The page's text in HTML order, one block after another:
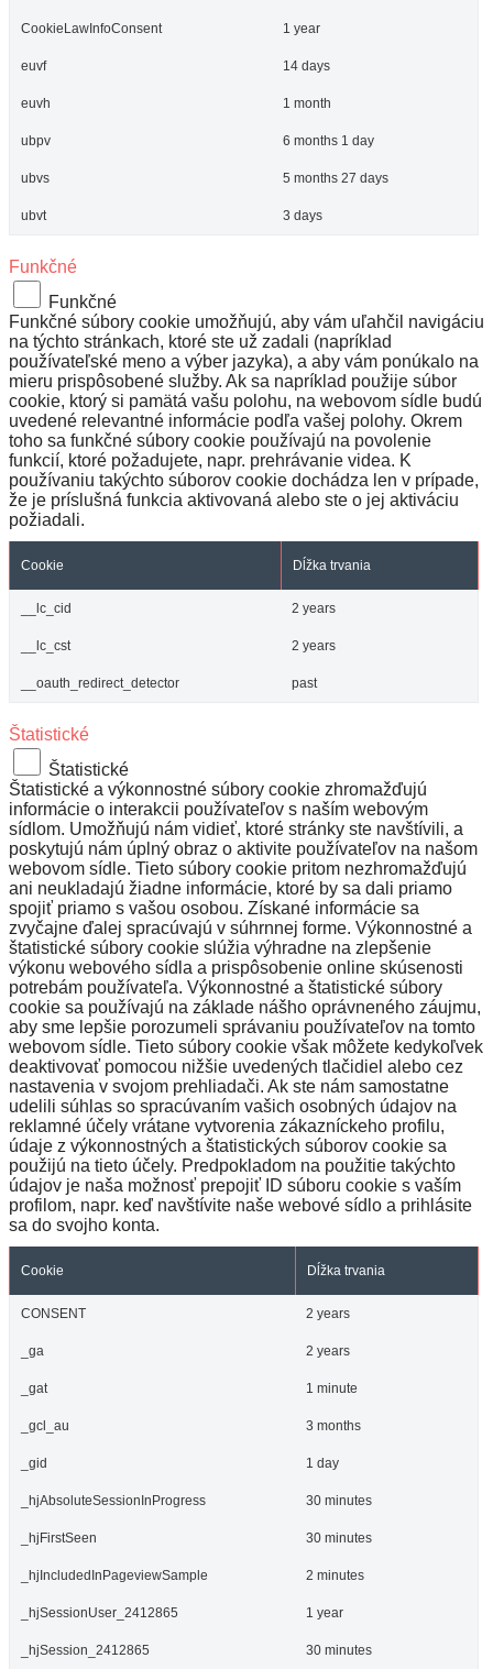
CookieLawInfoConsent 1 year
euvf 14 days
euvh 1 month
ubpv 6 months 1 day
ubvs 5 months 27 days
ubvt 3 days
Funkčné
Funkčné
Funkčné súbory cookie umožňujú, aby vám uľahčil navigáciu
na týchto stránkach, ktoré ste už zadali (napríklad
používateľské meno a výber jazyka), a aby vám ponúkalo na
mieru prispôsobené služby. Ak sa napríklad použije súbor
cookie, ktorý si pamätá vašu polohu, na webovom sídle budú
uvedené relevantné informácie podľa vašej polohy. Okrem
toho sa funkčné súbory cookie používajú na povolenie
funkcií, ktoré požadujete, napr. prehrávanie videa. K
používaniu takýchto súborov cookie dochádza len v prípade,
že je príslušná funkcia aktivovaná alebo ste o jej aktiváciu
požiadali.
Cookie Dĺžka trvania
__lc_cid 2 years
__lc_cst 2 years
__oauth_redirect_detector past
Štatistické
Štatistické
Štatistické a výkonnostné súbory cookie zhromažďujú
informácie o interakcii používateľov s naším webovým
sídlom. Umožňujú nám vidieť, ktoré stránky ste navštívili, a
poskytujú nám úplný obraz o aktivite používateľov na našom
webovom sídle. Tieto súbory cookie pritom nezhromažďujú
ani neukladajú žiadne informácie, ktoré by sa dali priamo
spojiť priamo s vašou osobou. Získané informácie sa
zvyčajne ďalej spracúvajú v súhrnnej forme. Výkonnostné a
štatistické súbory cookie slúžia výhradne na zlepšenie
výkonu webového sídla a prispôsobenie online skúsenosti
potrebám používateľa. Výkonnostné a štatistické súbory
cookie sa používajú na základe nášho oprávneného záujmu,
aby sme lepšie porozumeli správaniu používateľov na tomto
webovom sídle. Tieto súbory cookie však môžete kedykoľvek
deaktivovať pomocou nižšie uvedených tlačidiel alebo cez
nastavenia v svojom prehliadači. Ak ste nám samostatne
udelili súhlas so spracúvaním vašich osobných údajov na
reklamné účely vrátane vytvorenia zákazníckeho profilu,
údaje z výkonnostných a štatistických súborov cookie sa
použijú na tieto účely. Predpokladom na použitie takýchto
údajov je naša možnosť prepojiť ID súboru cookie s vaším
profilom, napr. keď navštívite naše webové sídlo a prihlásite
sa do svojho konta.
Cookie Dĺžka trvania
CONSENT 2 years
_ga 2 years
_gat 1 minute
_gcl_au 3 months
_gid 1 day
_hjAbsoluteSessionInProgress 30 minutes
_hjFirstSeen 30 minutes
_hjIncludedInPageviewSample 2 minutes
_hjSessionUser_2412865 1 year
_hjSession_2412865 30 minutes